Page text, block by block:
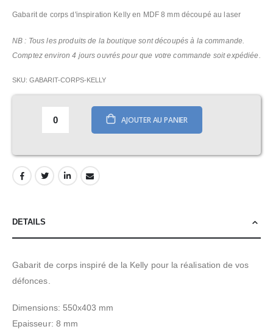
images
Gabarit de corps d'inspiration Kelly en MDF 8 mm découpé au laser
NB : Tous les produits de la boutique sont découpés à la commande.
Comptez environ 4 jours ouvrés pour que votre commande soit expédiée.
SKU GABARIT-CORPS-KELLY
AJOUTER AU PANIER
DETAILS
Gabarit de corps inspiré de la Kelly pour la réalisation de vos
défonces.
Dimensions: 550x403 mm
Epaisseur: 8 mm